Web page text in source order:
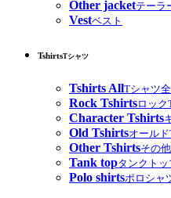
Other jacketテーラ
Vestベスト
TshirtsTシャツ
Tshirts AllTシャツ
Rock Tshirtsロック
Character Tshirts
Old Tshirtsオール
Other Tshirtsその
Tank topタンクトッ
Polo shirtsポロシャ